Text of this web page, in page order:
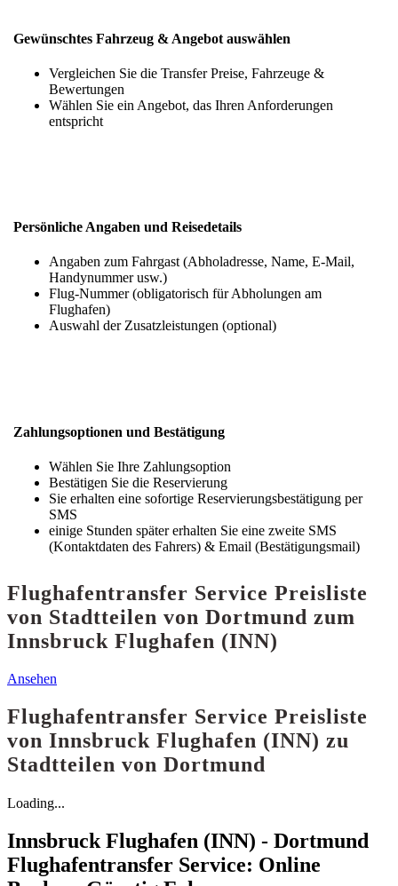
Gewünschtes Fahrzeug & Angebot auswählen
Vergleichen Sie die Transfer Preise, Fahrzeuge &
Bewertungen
Wählen Sie ein Angebot, das Ihren Anforderungen
entspricht
Persönliche Angaben und Reisedetails
Angaben zum Fahrgast (Abholadresse, Name, E-Mail,
Handynummer usw.)
Flug-Nummer (obligatorisch für Abholungen am
Flughafen)
Auswahl der Zusatzleistungen (optional)
Zahlungsoptionen und Bestätigung
Wählen Sie Ihre Zahlungsoption
Bestätigen Sie die Reservierung
Sie erhalten eine sofortige Reservierungsbestätigung per
SMS
einige Stunden später erhalten Sie eine zweite SMS
(Kontaktdaten des Fahrers) & Email (Bestätigungsmail)
Flughafentransfer Service Preisliste
von Stadtteilen von Dortmund zum
Innsbruck Flughafen (INN)
Ansehen
Flughafentransfer Service Preisliste
von Innsbruck Flughafen (INN) zu
Stadtteilen von Dortmund
Loading...
Innsbruck Flughafen (INN) - Dortmund
Flughafentransfer Service: Online